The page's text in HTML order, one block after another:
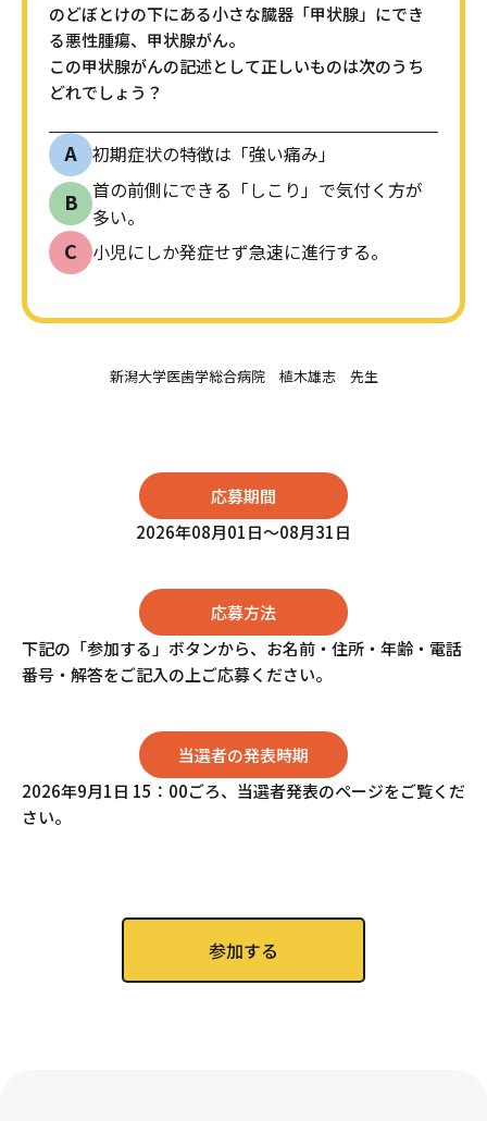
のどぼとけの下にある小さな臓器「甲状腺」にでき
る悪性腫瘍、甲状腺がん。
この甲状腺がんの記述として正しいものは次のうち
どれでしょう？
A 初期症状の特徴は「強い痛み」
B 首の前側にできる「しこり」で気付く方が
多い。
C 小児にしか発症せず急速に進行する。
新潟大学医歯学総合病院 植木雄志 先生
応募期間
2026年08月01日〜08月31日
応募方法
下記の「参加する」ボタンから、お名前・住所・年齢・電話
番号・解答をご記入の上ご応募ください。
当選者の発表時期
2026年9月1日 15：00ごろ、当選者発表のページをご覧くだ
さい。
参加する